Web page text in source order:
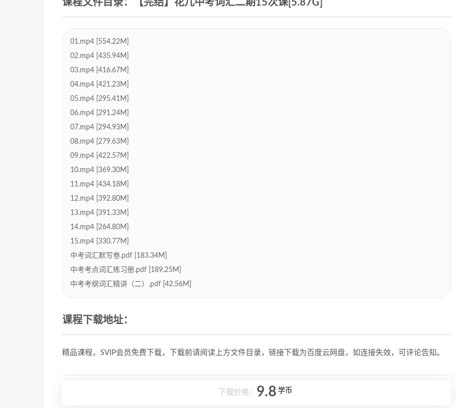
课程文件目录：【完结】花儿中考词汇二期15次课[5.87G]
01.mp4 [554.22M]
02.mp4 [435.94M]
03.mp4 [416.67M]
04.mp4 [421.23M]
05.mp4 [295.41M]
06.mp4 [291.24M]
07.mp4 [294.93M]
08.mp4 [279.63M]
09.mp4 [422.57M]
10.mp4 [369.30M]
11.mp4 [434.18M]
12.mp4 [392.80M]
13.mp4 [391.33M]
14.mp4 [264.80M]
15.mp4 [330.77M]
中考词汇默写卷.pdf [183.34M]
中考考点词汇练习册.pdf [189.25M]
中考考纲词汇精讲（二）.pdf [42.56M]
课程下载地址：
精品课程，SVIP会员免费下载，下载前请阅读上方文件目录，链接下载为百度云网盘，如连接失效，可评论告知。
下载价格： 9.8 学币